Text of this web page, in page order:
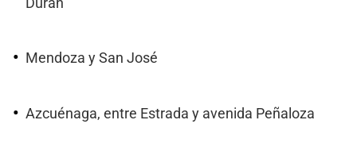
Mendoza y San José
Azcuénaga, entre Estrada y avenida Peñaloza